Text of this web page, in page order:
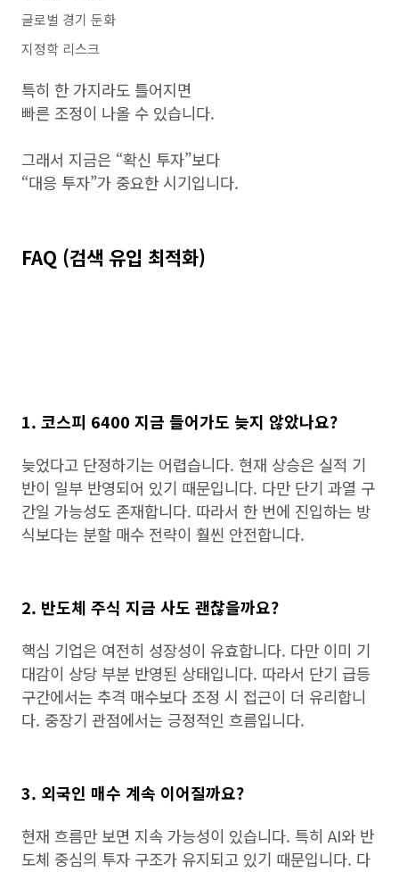
글로벌 경기 둔화
지정학 리스크
특히 한 가지라도 틀어지면
빠른 조정이 나올 수 있습니다.
그래서 지금은 “확신 투자”보다
“대응 투자”가 중요한 시기입니다.
FAQ (검색 유입 최적화)
1. 코스피 6400 지금 들어가도 늦지 않았나요?
늦었다고 단정하기는 어렵습니다. 현재 상승은 실적 기
반이 일부 반영되어 있기 때문입니다. 다만 단기 과열 구
간일 가능성도 존재합니다. 따라서 한 번에 진입하는 방
식보다는 분할 매수 전략이 훨씬 안전합니다.
2. 반도체 주식 지금 사도 괜찮을까요?
핵심 기업은 여전히 성장성이 유효합니다. 다만 이미 기
대감이 상당 부분 반영된 상태입니다. 따라서 단기 급등
구간에서는 추격 매수보다 조정 시 접근이 더 유리합니
다. 중장기 관점에서는 긍정적인 흐름입니다.
3. 외국인 매수 계속 이어질까요?
현재 흐름만 보면 지속 가능성이 있습니다. 특히 AI와 반
도체 중심의 투자 구조가 유지되고 있기 때문입니다. 다